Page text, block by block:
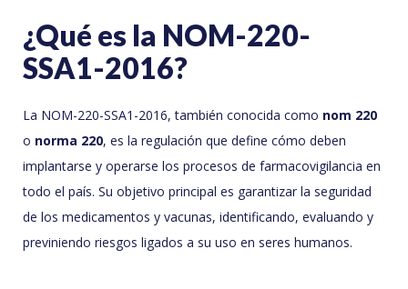
¿Qué es la NOM-220-
SSA1-2016?
La NOM-220-SSA1-2016, también conocida como nom 220
o norma 220, es la regulación que define cómo deben
implantarse y operarse los procesos de farmacovigilancia en
todo el país. Su objetivo principal es garantizar la seguridad
de los medicamentos y vacunas, identificando, evaluando y
previniendo riesgos ligados a su uso en seres humanos.